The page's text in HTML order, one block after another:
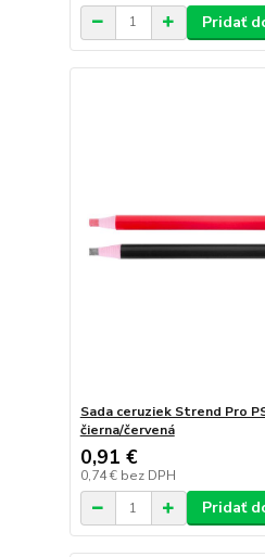
Pridať
Sada ceruziek Strend Pro
čierna/červená
0,91 €
0,74 € bez DPH
Pridať